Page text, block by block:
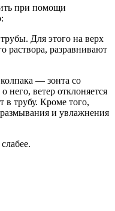
при помощи
Для этого на верх
раствора, разравнивают
— зонта со
него, ветер отклоняется
в трубу. Кроме того,
и увлажнения